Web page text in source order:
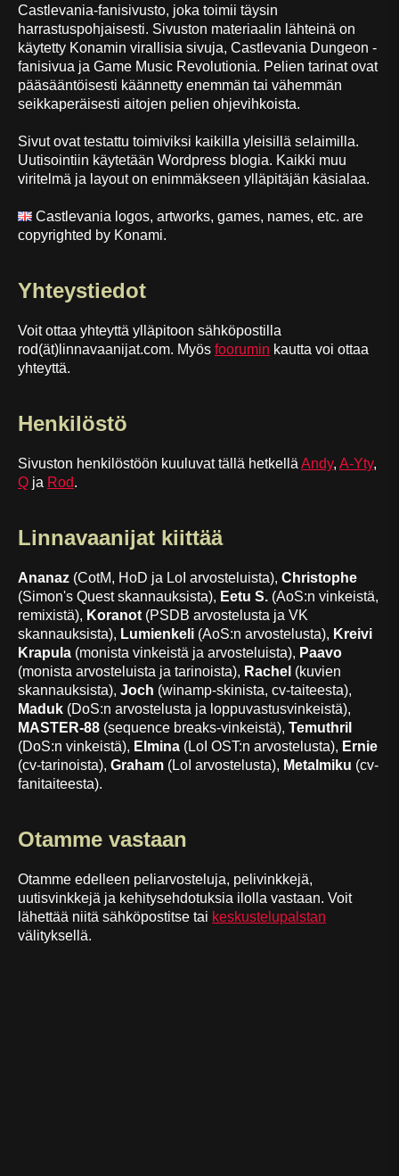
Castlevania-fanisivusto, joka toimii täysin
harrastuspohjaisesti. Sivuston materiaalin lähteinä on
käytetty Konamin virallisia sivuja, Castlevania Dungeon -
fanisivua ja Game Music Revolutionia. Pelien tarinat ovat
pääsääntöisesti käännetty enemmän tai vähemmän
seikkaperäisesti aitojen pelien ohjevihkoista.
Sivut ovat testattu toimiviksi kaikilla yleisillä selaimilla.
Uutisointiin käytetään Wordpress blogia. Kaikki muu
viritelmä ja layout on enimmäkseen ylläpitäjän käsialaa.
Castlevania logos, artworks, games, names, etc. are
copyrighted by Konami.
Yhteystiedot
Voit ottaa yhteyttä ylläpitoon sähköpostilla
rod(ät)linnavaanijat.com. Myös foorumin kautta voi ottaa
yhteyttä.
Henkilöstö
Sivuston henkilöstöön kuuluvat tällä hetkellä Andy, A-Yty,
Q ja Rod.
Linnavaanijat kiittää
Ananaz (CotM, HoD ja LoI arvosteluista), Christophe
(Simon's Quest skannauksista), Eetu S. (AoS:n vinkeistä,
remixistä), Koranot (PSDB arvostelusta ja VK
skannauksista), Lumienkeli (AoS:n arvostelusta), Kreivi
Krapula (monista vinkeistä ja arvosteluista), Paavo
(monista arvosteluista ja tarinoista), Rachel (kuvien
skannauksista), Joch (winamp-skinista, cv-taiteesta),
Maduk (DoS:n arvostelusta ja loppuvastusvinkeistä),
MASTER-88 (sequence breaks-vinkeistä), Temuthril
(DoS:n vinkeistä), Elmina (LoI OST:n arvostelusta), Ernie
(cv-tarinoista), Graham (LoI arvostelusta), Metalmiku (cv-
fanitaiteesta).
Otamme vastaan
Otamme edelleen peliarvosteluja, pelivinkkejä,
uutisvinkkejä ja kehitysehdotuksia ilolla vastaan. Voit
lähettää niitä sähköpostitse tai keskustelupalstan
välityksellä.